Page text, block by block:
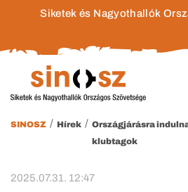
Siketek és Nagyothallók
SINOSZ / Hírek / Országjárásra
klubtagok
2025.07.31. 12:47